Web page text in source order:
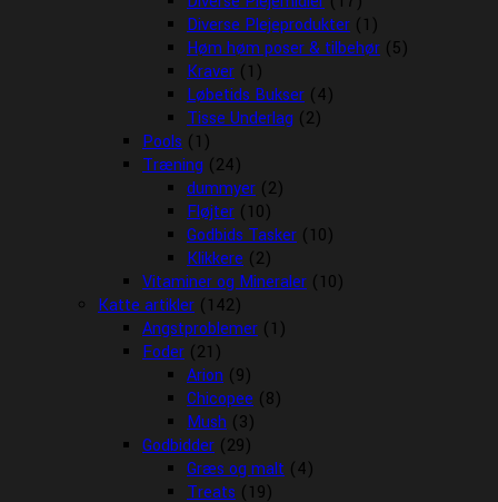
Diverse Plejeprodukter (1)
Høm høm poser & tilbehør (5)
Kraver (1)
Løbetids Bukser (4)
Tisse Underlag (2)
Pools (1)
Træning (24)
dummyer (2)
Fløjter (10)
Godbids Tasker (10)
Klikkere (2)
Vitaminer og Mineraler (10)
Katte artikler (142)
Angstproblemer (1)
Foder (21)
Arion (9)
Chicopee (8)
Mush (3)
Godbidder (29)
Græs og malt (4)
Treats (19)